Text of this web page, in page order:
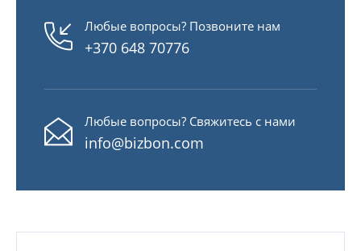
Любые вопросы? Позвоните нам
+370 648 70776
Любые вопросы? Свяжитесь с нами
info@bizbon.com